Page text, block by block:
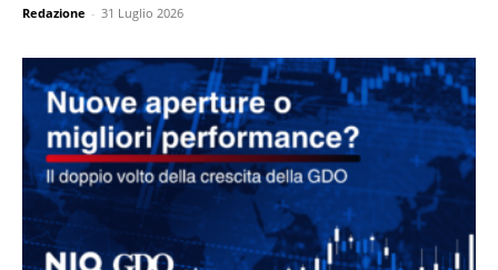
Redazione - 31 Luglio 2026